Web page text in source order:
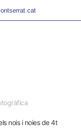
nois i noies de 4t